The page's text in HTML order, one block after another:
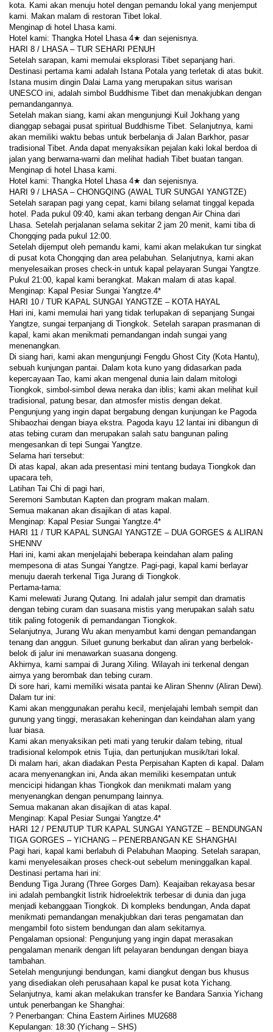
kota. Kami akan menuju hotel dengan pemandu lokal yang menjemput
kami. Makan malam di restoran Tibet lokal.
Menginap di hotel Lhasa kami.
Hotel kami: Thangka Hotel Lhasa 4★ dan sejenisnya.
HARI 8 / LHASA – TUR SEHARI PENUH
Setelah sarapan, kami memulai eksplorasi Tibet sepanjang hari.
Destinasi pertama kami adalah Istana Potala yang terletak di atas bukit.
Istana musim dingin Dalai Lama yang merupakan situs warisan
UNESCO ini, adalah simbol Buddhisme Tibet dan menakjubkan dengan
pemandangannya.
Setelah makan siang, kami akan mengunjungi Kuil Jokhang yang
dianggap sebagai pusat spiritual Buddhisme Tibet. Selanjutnya, kami
akan memiliki waktu bebas untuk berbelanja di Jalan Barkhor, pasar
tradisional Tibet. Anda dapat menyaksikan pejalan kaki lokal berdoa di
jalan yang berwarna-warni dan melihat hadiah Tibet buatan tangan.
Menginap di hotel Lhasa kami.
Hotel kami: Thangka Hotel Lhasa 4★ dan sejenisnya.
HARI 9 / LHASA – CHONGQING (AWAL TUR SUNGAI YANGTZE)
Setelah sarapan pagi yang cepat, kami bilang selamat tinggal kepada
hotel. Pada pukul 09:40, kami akan terbang dengan Air China dari
Lhasa. Setelah perjalanan selama sekitar 2 jam 20 menit, kami tiba di
Chongqing pada pukul 12:00.
Setelah dijemput oleh pemandu kami, kami akan melakukan tur singkat
di pusat kota Chongqing dan area pelabuhan. Selanjutnya, kami akan
menyelesaikan proses check-in untuk kapal pelayaran Sungai Yangtze.
Pukul 21:00, kapal kami berangkat. Makan malam di atas kapal.
Menginap: Kapal Pesiar Sungai Yangtze.4*
HARI 10 / TUR KAPAL SUNGAI YANGTZE – KOTA HAYAL
Hari ini, kami memulai hari yang tidak terlupakan di sepanjang Sungai
Yangtze, sungai terpanjang di Tiongkok. Setelah sarapan prasmanan di
kapal, kami akan menikmati pemandangan indah sungai yang
menenangkan.
Di siang hari, kami akan mengunjungi Fengdu Ghost City (Kota Hantu),
sebuah kunjungan pantai. Dalam kota kuno yang didasarkan pada
kepercayaan Tao, kami akan mengenal dunia lain dalam mitologi
Tiongkok, simbol-simbol dewa neraka dan iblis; kami akan melihat kuil
tradisional, patung besar, dan atmosfer mistis dengan dekat.
Pengunjung yang ingin dapat bergabung dengan kunjungan ke Pagoda
Shibaozhai dengan biaya ekstra. Pagoda kayu 12 lantai ini dibangun di
atas tebing curam dan merupakan salah satu bangunan paling
mengesankan di tepi Sungai Yangtze.
Selama hari tersebut:
Di atas kapal, akan ada presentasi mini tentang budaya Tiongkok dan
upacara teh,
Latihan Tai Chi di pagi hari,
Seremoni Sambutan Kapten dan program makan malam.
Semua makanan akan disajikan di atas kapal.
Menginap: Kapal Pesiar Sungai Yangtze.4*
HARI 11 / TUR KAPAL SUNGAI YANGTZE – DUA GORGES & ALIRAN
SHENNV
Hari ini, kami akan menjelajahi beberapa keindahan alam paling
mempesona di atas Sungai Yangtze. Pagi-pagi, kapal kami berlayar
menuju daerah terkenal Tiga Jurang di Tiongkok.
Pertama-tama:
Kami melewati Jurang Qutang. Ini adalah jalur sempit dan dramatis
dengan tebing curam dan suasana mistis yang merupakan salah satu
titik paling fotogenik di pemandangan Tiongkok.
Selanjutnya, Jurang Wu akan menyambut kami dengan pemandangan
tenang dan anggun. Siluet gunung berkabut dan aliran yang berbelok-
belok di jalur ini menawarkan suasana dongeng.
Akhirnya, kami sampai di Jurang Xiling. Wilayah ini terkenal dengan
airnya yang berombak dan tebing curam.
Di sore hari, kami memiliki wisata pantai ke Aliran Shennv (Aliran Dewi).
Dalam tur ini:
Kami akan menggunakan perahu kecil, menjelajahi lembah sempit dan
gunung yang tinggi, merasakan keheningan dan keindahan alam yang
luar biasa.
Kami akan menyaksikan peti mati yang terukir dalam tebing, ritual
tradisional kelompok etnis Tujia, dan pertunjukan musik/tari lokal.
Di malam hari, akan diadakan Pesta Perpisahan Kapten di kapal. Dalam
acara menyenangkan ini, Anda akan memiliki kesempatan untuk
mencicipi hidangan khas Tiongkok dan menikmati malam yang
menyenangkan dengan penumpang lainnya.
Semua makanan akan disajikan di atas kapal.
Menginap: Kapal Pesiar Sungai Yangtze.4*
HARI 12 / PENUTUP TUR KAPAL SUNGAI YANGTZE – BENDUNGAN
TIGA GORGES – YICHANG – PENERBANGAN KE SHANGHAI
Pagi hari, kapal kami berlabuh di Pelabuhan Maoping. Setelah sarapan,
kami menyelesaikan proses check-out sebelum meninggalkan kapal.
Destinasi pertama hari ini:
Bendung Tiga Jurang (Three Gorges Dam). Keajaiban rekayasa besar
ini adalah pembangkit listrik hidroelektrik terbesar di dunia dan juga
menjadi kebanggaan Tiongkok. Di kompleks bendungan, Anda dapat
menikmati pemandangan menakjubkan dari teras pengamatan dan
mengambil foto sistem bendungan dan alam sekitarnya.
Pengalaman opsional: Pengunjung yang ingin dapat merasakan
pengalaman menarik dengan lift pelayaran bendungan dengan biaya
tambahan.
Setelah mengunjungi bendungan, kami diangkut dengan bus khusus
yang disediakan oleh perusahaan kapal ke pusat kota Yichang.
Selanjutnya, kami akan melakukan transfer ke Bandara Sanxia Yichang
untuk penerbangan ke Shanghai:
? Penerbangan: China Eastern Airlines MU2688
Kepulangan: 18:30 (Yichang – SHS)